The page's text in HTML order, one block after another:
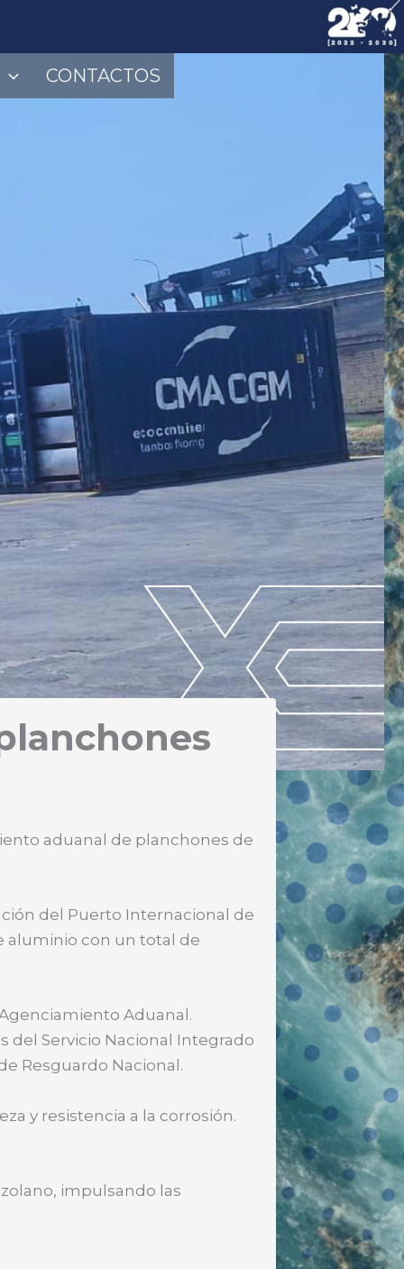
CONTACTOS
aduanal de planchones de
del Puerto Internacional de
aluminio con un total de
Aduanal.
del Servicio Nacional Integrado
Resguardo Nacional.
y resistencia a la corrosión.
impulsando las